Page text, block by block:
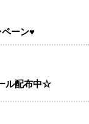
ーン♥
ル配布中☆